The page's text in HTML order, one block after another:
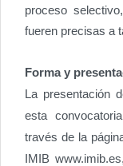
proceso
fueren precisas a
Forma y
La presentación
esta
través de la
IMIB